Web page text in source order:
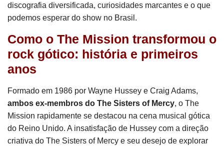
discografia diversificada, curiosidades marcantes e o que
podemos esperar do show no Brasil.
Como o The Mission transformou o
rock gótico: história e primeiros
anos
Formado em 1986 por Wayne Hussey e Craig Adams,
ambos ex-membros do The Sisters of Mercy, o The
Mission rapidamente se destacou na cena musical gótica
do Reino Unido. A insatisfação de Hussey com a direção
criativa do The Sisters of Mercy e seu desejo de explorar